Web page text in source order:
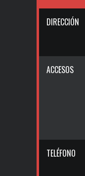
DIRECCIÓN
ACCESOS
TELÉFONO